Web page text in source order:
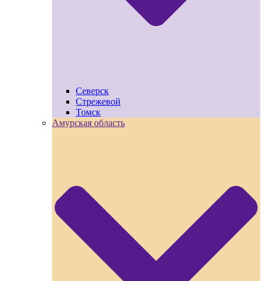
Северск
Стрежевой
Томск
Амурская область